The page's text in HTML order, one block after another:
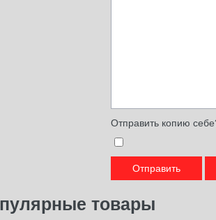
Отправить копию
Отправить
товары